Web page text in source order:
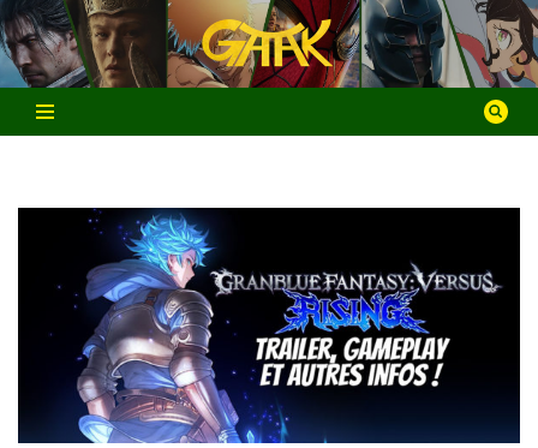
Aller
au
contenu